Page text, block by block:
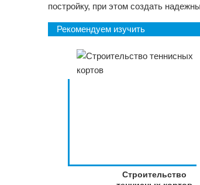
постройку, при этом создать
Рекомендуем изучить
Строительство